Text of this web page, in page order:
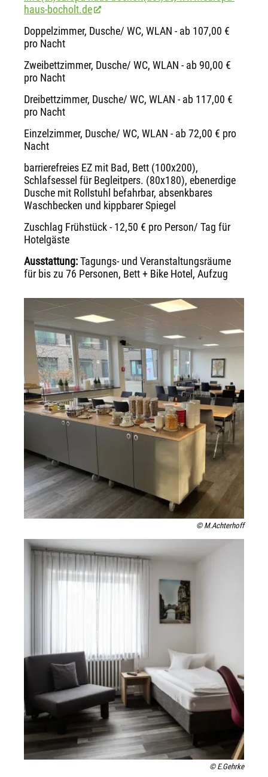
haus-bocholt.de
Doppelzimmer, Dusche/ WC, WLAN - ab 107,00 €
pro Nacht
Zweibettzimmer, Dusche/ WC, WLAN - ab 90,00 €
pro Nacht
Dreibettzimmer, Dusche/ WC, WLAN - ab 117,00 €
pro Nacht
Einzelzimmer, Dusche/ WC, WLAN - ab 72,00 € pro
Nacht
barrierefreies EZ mit Bad, Bett (100x200),
Schlafsessel für Begleitpers. (80x180), ebenerdige
Dusche mit Rollstuhl befahrbar, absenkbares
Waschbecken und kippbarer Spiegel
Zuschlag Frühstück - 12,50 € pro Person/ Tag für
Hotelgäste
Ausstattung:Tagungs- und Veranstaltungsräume
für bis zu 76 Personen, Bett + Bike Hotel, Aufzug
© M.Achterhoff
© E.Gehrke